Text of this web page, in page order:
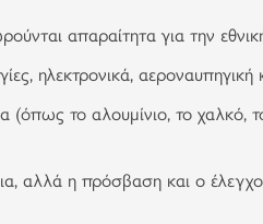
απαραίτητα για την
ηλεκτρονικά,
το αλουμίνιο, το χαλκό,
αλλά η πρόσβαση και ο